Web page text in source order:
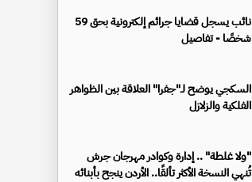
نائب يسجل قضايا جرائم إلكترونية بحق 59
شخصًا - تفاصيل
السكجي يوضح لـ"جفرا" العلاقة بين الظواهر
الفلكية والزلازل
"ولا غلطة" .. إدارة وكوادر مهرجان جرش
تُنهي النسخة الأكثر تألقًا.. الأردن ينجح بأبنائه